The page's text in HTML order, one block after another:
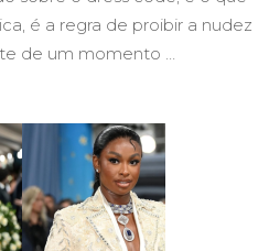
é a regra de proibir a nudez
de um momento …